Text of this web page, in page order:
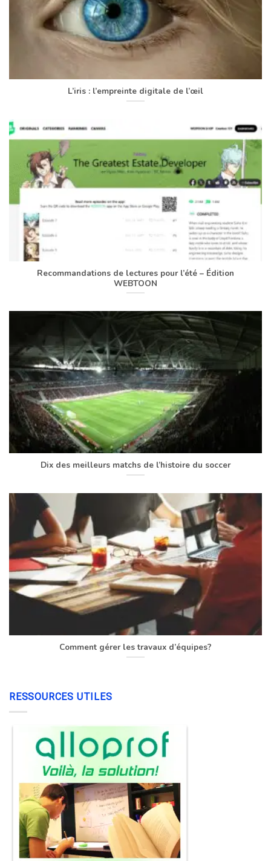
L’iris : l’empreinte digitale de l’œil
Recommandations de lectures pour l’été – Édition
WEBTOON
Dix des meilleurs matchs de l’histoire du soccer
Comment gérer les travaux d’équipes?
RESSOURCES UTILES